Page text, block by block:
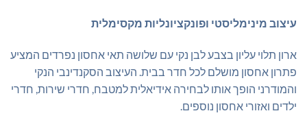
עיצוב מינימליסטי ופונקציונליות מקסימלית
ארון תלוי עליון בצבע לבן נקי עם שלושה תאי אחסון נפרדים המציע
פתרון אחסון מושלם לכל חדר בבית. העיצוב הסקנדינבי הנקי
והמודרני הופך אותו לבחירה אידיאלית למטבח, חדרי שירות, חדרי
ילדים ואזורי אחסון נוספים.